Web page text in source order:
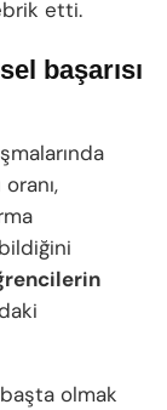
etti.
başarısı
başta olmak